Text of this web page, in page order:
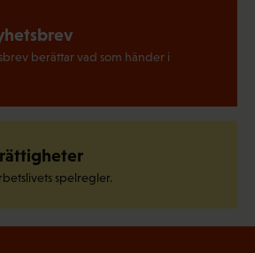
berättar vad som händer i
spelregler.